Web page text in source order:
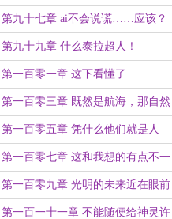
第九十七章 ai不会说谎……应该？
第九十九章 什么泰拉超人！
第一百零一章 这下看懂了
第一百零三章 既然是航海，那自然
少不了黑旗
第一百零五章 凭什么他们就是人
类？
第一百零七章 这和我想的有点不一
样啊
第一百零九章 光明的未来近在眼前
第一百一十一章 不能随便给神灵许